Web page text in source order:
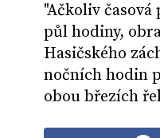
"Ačkoliv
půl hodiny,
Hasičského
nočních hodin
obou březích